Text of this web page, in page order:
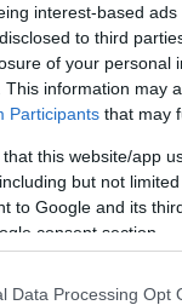
interest-based
to third
of your personal
This information may
Participants that may
that this website/app
but not
to Google and its
consent section.
Data Processing Opt
πόλη του
περιμένοντας
τη Νότια
του
κόκκινα και
pop